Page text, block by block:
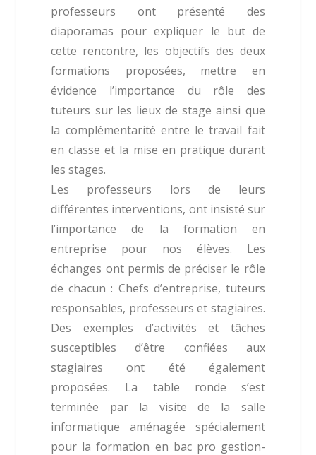
professeurs ont présenté des
diaporamas pour expliquer le but de
cette rencontre, les objectifs des deux
formations proposées, mettre en
évidence l’importance du rôle des
tuteurs sur les lieux de stage ainsi que
la complémentarité entre le travail fait
en classe et la mise en pratique durant
les stages.
Les professeurs lors de leurs
différentes interventions, ont insisté sur
l’importance de la formation en
entreprise pour nos élèves. Les
échanges ont permis de préciser le rôle
de chacun : Chefs d’entreprise, tuteurs
responsables, professeurs et stagiaires.
Des exemples d’activités et tâches
susceptibles d’être confiées aux
stagiaires ont été également
proposées. La table ronde s’est
terminée par la visite de la salle
informatique aménagée spécialement
pour la formation en bac pro gestion-